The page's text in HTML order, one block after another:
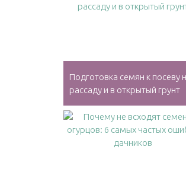
Подготовка семян к посеву
рассаду и в открытый грунт